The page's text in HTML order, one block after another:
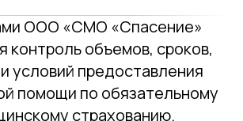
ООО «СМО «Спасение»
контроль объемов, сроков,
условий предоставления
помощи по обязательному
страхованию.